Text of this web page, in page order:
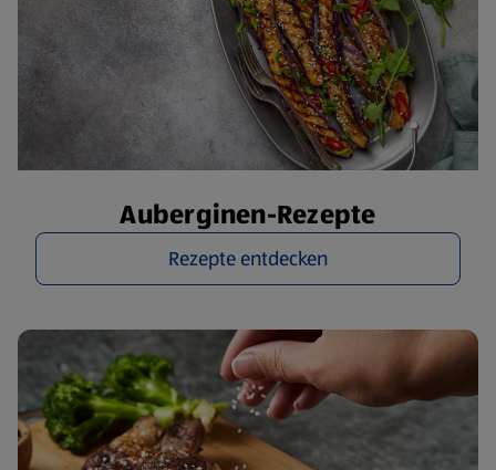
Auberginen-Rezepte
Rezepte entdecken